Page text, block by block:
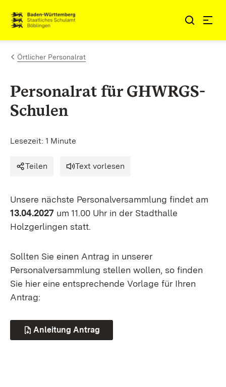
Zum Inhalt springen
Link zur Startseite
Örtlicher Personalrat
Personalrat für GHWRGS-
Schulen
Lesezeit: 1 Minute
Teilen Text vorlesen
Unsere nächste Personalversammlung findet am
13.04.2027 um 11.00 Uhr in der Stadthalle
Holzgerlingen statt.
Sollten Sie einen Antrag in unserer
Personalversammlung stellen wollen, so finden
Sie hier eine entsprechende Vorlage für Ihren
Antrag:
Anleitung Antrag